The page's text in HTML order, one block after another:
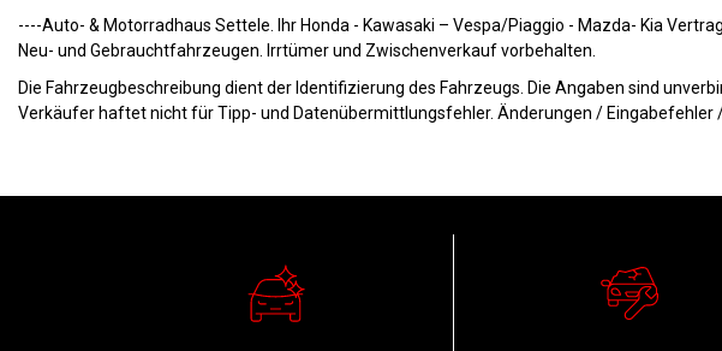
----Auto- & Motorradhaus Settele. Ihr Honda - Kawasaki – Vespa/Piaggio - Mazda- Kia
Neu- und Gebrauchtfahrzeugen. Irrtümer und Zwischenverkauf vorbehalten.
Die Fahrzeugbeschreibung dient der Identifizierung des Fahrzeugs. Die Angaben sind
Verkäufer haftet nicht für Tipp- und Datenübermittlungsfehler. Änderungen /